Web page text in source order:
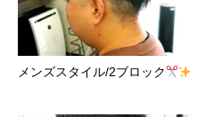
メンズスタイル/2ブロック